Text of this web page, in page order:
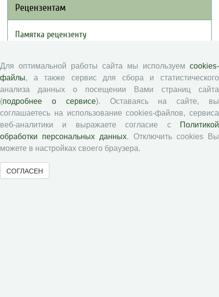
Рецензентам
Памятка рецензенту
Форма рецензии
Журналы ВолНЦ РАН
Экономические и социальные перемены
Проблемы развития территории
Вопросы территориального развития
Социальное пространство
Юный экономист
Для оптимальной работы сайта мы используем cookies-
файлы, а также сервис для сбора и статистического
анализа данных о посещении Вами страниц сайта
(подробнее о сервисе). Оставаясь на сайте, вы
соглашаетесь на использование cookies-файлов, сервиса
веб-аналитики и выражаете согласие с
Политикой
обработки персональных данных. Отключить cookies Вы
можете в настройках своего браузера.
СОГЛАСЕН